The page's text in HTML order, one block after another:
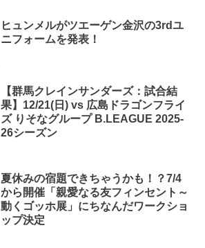
ヒュンメルがツエーゲン金沢の3rdユ
ニフォームを発表！
【群馬クレインサンダーズ：試合結
果】12/21(日) vs 広島ドラゴンフライ
ズ りそなグループ B.LEAGUE 2025-
26シーズン
夏休みの宿題できちゃうかも！？7/4
から開催「親愛なる友フィンセント～
動くゴッホ展」にちなんだワークショ
ップ決定